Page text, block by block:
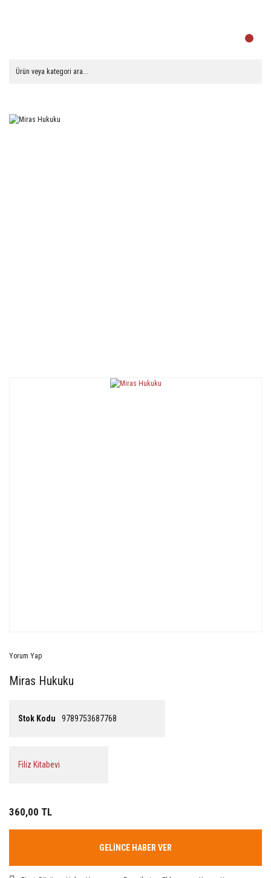
Yorum Yap
Miras Hukuku
Stok Kodu 9789753687768
Filiz Kitabevi
360,00 TL
GELİNCE HABER VER